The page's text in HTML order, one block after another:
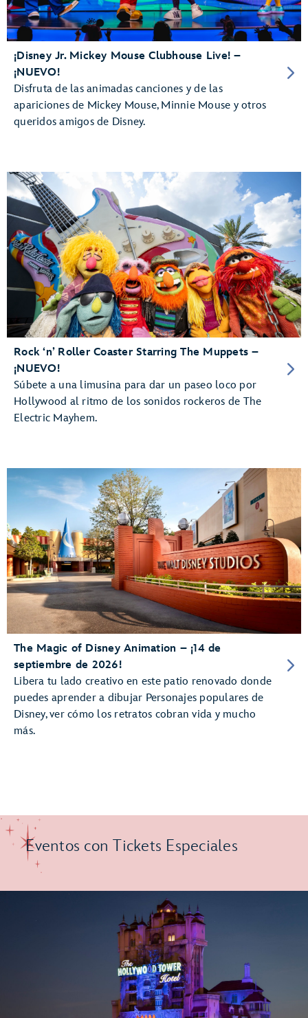
¡Disney Jr. Mickey Mouse Clubhouse Live! –
¡NUEVO!
Disfruta de las animadas canciones y de las
apariciones de Mickey Mouse, Minnie Mouse y otros
queridos amigos de Disney.
Rock ‘n’ Roller Coaster Starring The Muppets –
¡NUEVO!
Súbete a una limusina para dar un paseo loco por
Hollywood al ritmo de los sonidos rockeros de The
Electric Mayhem.
The Magic of Disney Animation – ¡14 de
septiembre de 2026!
Libera tu lado creativo en este patio renovado donde
puedes aprender a dibujar Personajes populares de
Disney, ver cómo los retratos cobran vida y mucho
más.
Eventos con Tickets Especiales